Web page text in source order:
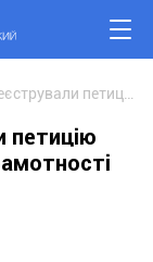
петицію